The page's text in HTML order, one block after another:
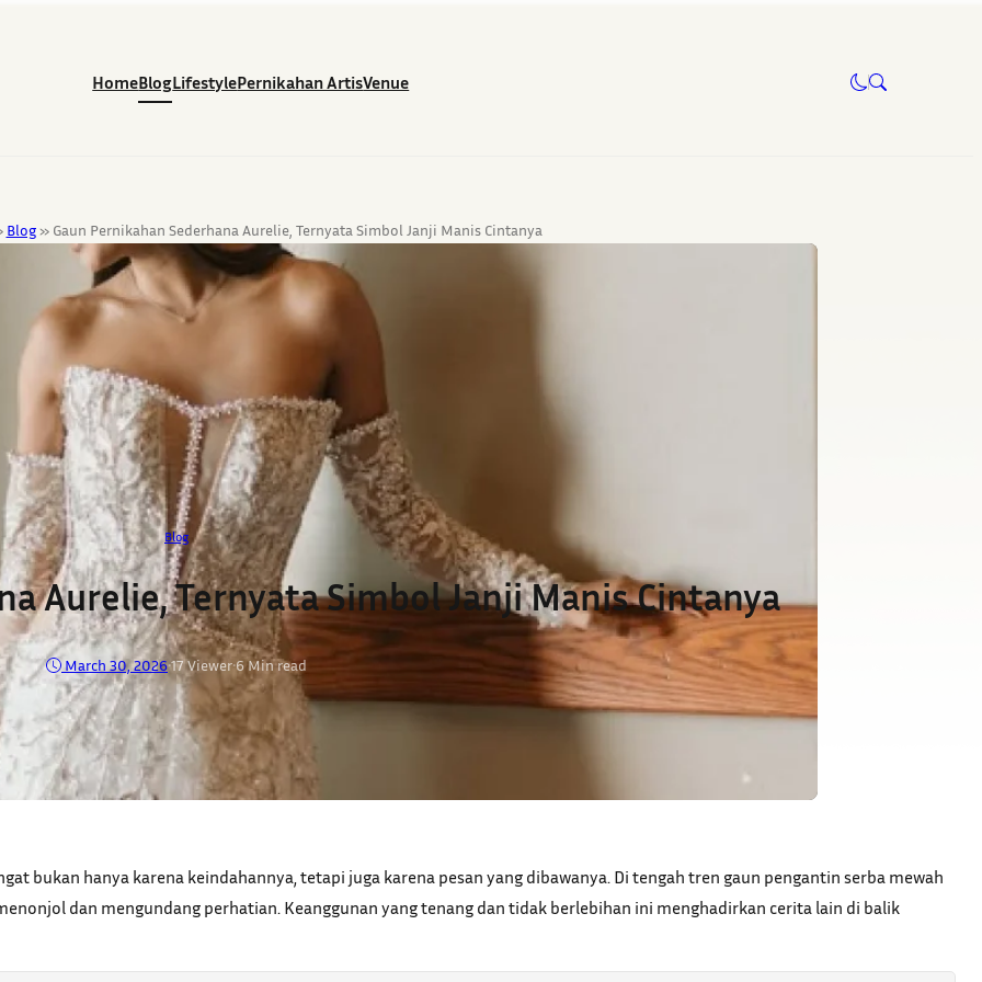
HomeBlogLifestylePernikahan ArtisVenue
Blog» Gaun Pernikahan Sederhana Aurelie, Ternyata Simbol Janji Manis Cintanya
Blog
Aurelie, Ternyata Simbol Janji Manis Cintanya
March 30, 2026•17Viewer•6 Min read
bukan hanya karena keindahannya, tetapi juga karena pesan yang dibawanya. Di tengah tren gaun pengantin serba mewah
dan mengundang perhatian. Keanggunan yang tenang dan tidak berlebihan ini menghadirkan cerita lain di balik